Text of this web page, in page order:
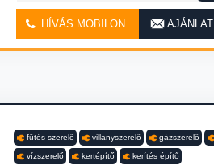
HÍVÁS MOBILON
fűtés szerelő villanyszerelő gázszerelő
vízszerelő kertépítő kerítés építő